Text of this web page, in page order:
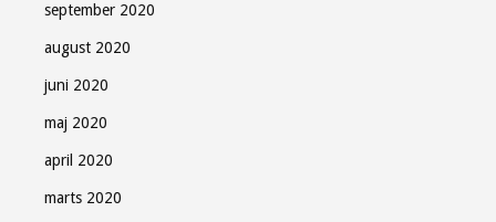
september 2020
august 2020
juni 2020
maj 2020
april 2020
marts 2020